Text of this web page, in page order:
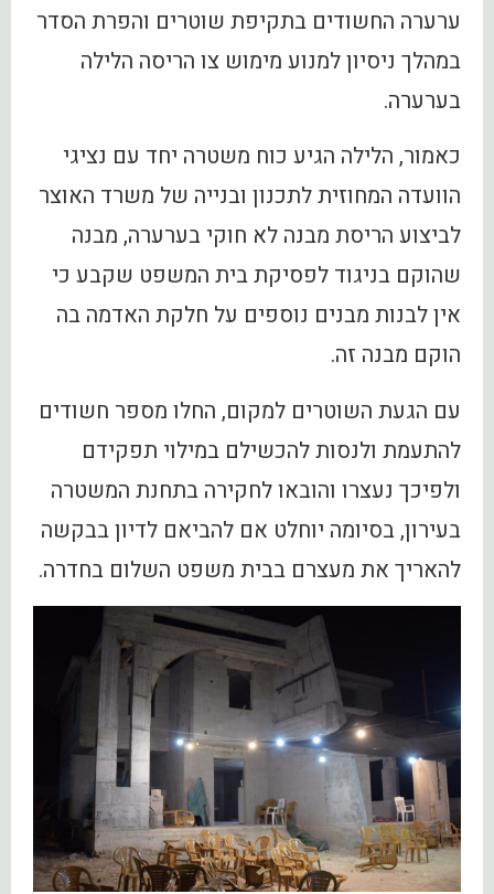
ערערה החשודים בתקיפת שוטרים והפרת הסדר
במהלך ניסיון למנוע מימוש צו הריסה הלילה
בערערה.
כאמור, הלילה הגיע כוח משטרה יחד עם נציגי
הוועדה המחוזית לתכנון ובנייה של משרד האוצר
לביצוע הריסת מבנה לא חוקי בערערה, מבנה
שהוקם בניגוד לפסיקת בית המשפט שקבע כי
אין לבנות מבנים נוספים על חלקת האדמה בה
הוקם מבנה זה.
עם הגעת השוטרים למקום, החלו מספר חשודים
להתעמת ולנסות להכשילם במילוי תפקידם
ולפיכך נעצרו והובאו לחקירה בתחנת המשטרה
בעירון, בסיומה יוחלט אם להביאם לדיון בבקשה
להאריך את מעצרם בבית משפט השלום בחדרה.